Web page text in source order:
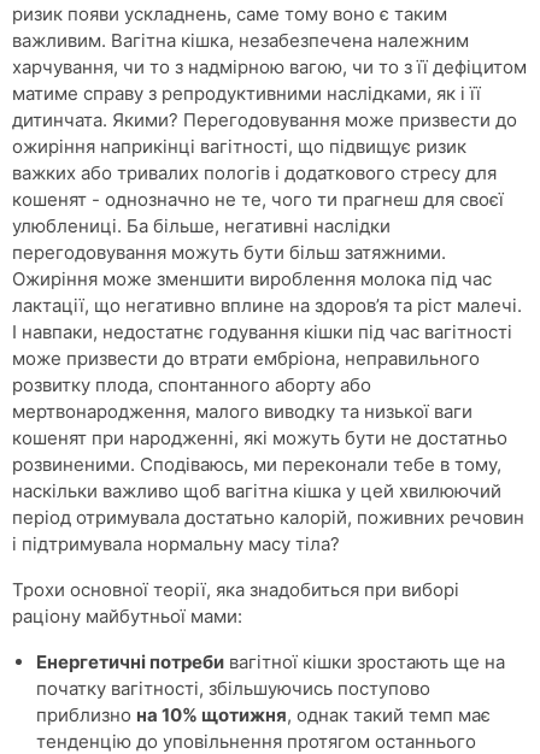
ризик появи ускладнень, саме тому воно є таким
важливим. Вагітна кішка, незабезпечена належним
харчування, чи то з надмірною вагою, чи то з її дефіцитом
матиме справу з репродуктивними наслідками, як і її
дитинчата. Якими? Перегодовування може призвести до
ожиріння наприкінці вагітності, що підвищує ризик
важких або тривалих пологів і додаткового стресу для
кошенят - однозначно не те, чого ти прагнеш для своєї
улюблениці. Ба більше, негативні наслідки
перегодовування можуть бути більш затяжними.
Ожиріння може зменшити вироблення молока під час
лактації, що негативно вплине на здоров’я та ріст малечі.
І навпаки, недостатнє годування кішки під час вагітності
може призвести до втрати ембріона, неправильного
розвитку плода, спонтанного аборту або
мертвонародження, малого виводку та низької ваги
кошенят при народженні, які можуть бути не достатньо
розвиненими. Сподіваюсь, ми переконали тебе в тому,
наскільки важливо щоб вагітна кішка у цей хвилюючий
період отримувала достатьно калорій, поживних речовин
і підтримувала нормальну масу тіла?
Трохи основної теорії, яка знадобиться при виборі
раціону майбутньої мами:
Енергетичні потреби вагітної кішки зростають ще на
початку вагітності, збільшуючись поступово
приблизно на 10% щотижня, однак такий темп має
тенденцію до уповільнення протягом останнього